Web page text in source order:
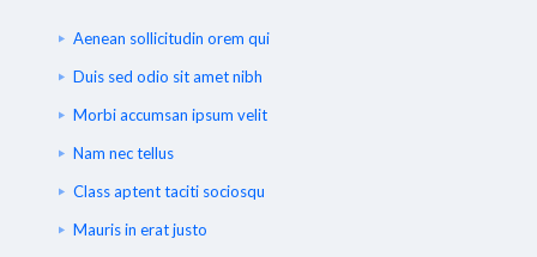
Aenean sollicitudin orem qui
Duis sed odio sit amet nibh
Morbi accumsan ipsum velit
Nam nec tellus
Class aptent taciti sociosqu
Mauris in erat justo